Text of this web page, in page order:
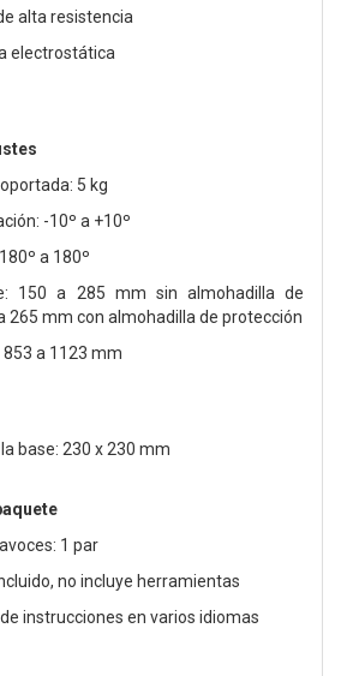
alta resistencia
electrostática
5 kg
-10º a +10º
a 180º
150 a 285 mm sin almohadilla de
265 mm con almohadilla de protección
a 1123 mm
base: 230 x 230 mm
1 par
no incluye herramientas
instrucciones en varios idiomas